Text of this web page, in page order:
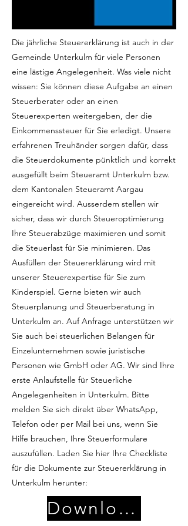
Die jährliche Steuererklärung ist auch in der
Gemeinde Unterkulm für viele Personen
eine lästige Angelegenheit. Was viele nicht
wissen: Sie können diese Aufgabe an einen
Steuerberater oder an einen
Steuerexperten weitergeben, der die
Einkommenssteuer für Sie erledigt. Unsere
erfahrenen Treuhänder sorgen dafür, dass
die Steuerdokumente pünktlich und korrekt
ausgefüllt beim Steueramt Unterkulm bzw.
dem Kantonalen Steueramt Aargau
eingereicht wird. Ausserdem stellen wir
sicher, dass wir durch Steueroptimierung
Ihre Steuerabzüge maximieren und somit
die Steuerlast für Sie minimieren. Das
Ausfüllen der Steuererklärung wird mit
unserer Steuerexpertise für Sie zum
Kinderspiel. Gerne bieten wir auch
Steuerplanung und Steuerberatung in
Unterkulm an. Auf Anfrage unterstützen wir
Sie auch bei steuerlichen Belangen für
Einzelunternehmen sowie juristische
Personen wie GmbH oder AG. Wir sind Ihre
erste Anlaufstelle für Steuerliche
Angelegenheiten in Unterkulm. Bitte
melden Sie sich direkt über WhatsApp,
Telefon oder per Mail bei uns, wenn Sie
Hilfe brauchen, Ihre Steuerformulare
auszufüllen. Laden Sie hier Ihre Checkliste
für die Dokumente zur Steuererklärung in
Unterkulm herunter:
Download